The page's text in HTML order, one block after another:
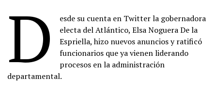
D
esde su cuenta en Twitter la gobernadora
electa del Atlántico, Elsa Noguera De la
Espriella, hizo nuevos anuncios y ratificó
funcionarios que ya vienen liderando
procesos en la administración
departamental.